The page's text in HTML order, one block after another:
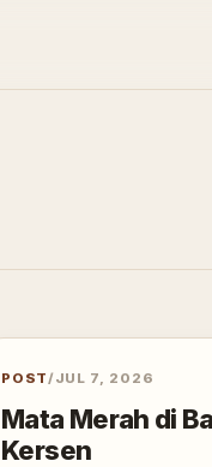
POST/ JUL 7, 2026
Mata Merah di
Kersen